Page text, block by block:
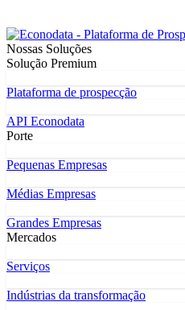
Nossas Soluções
Solução Premium
Plataforma de prospecção
API Econodata
Porte
Pequenas Empresas
Médias Empresas
Grandes Empresas
Mercados
Serviços
Indústrias da transformação